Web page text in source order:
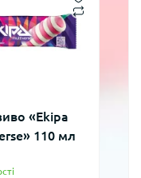
«Ekipa
110 мл